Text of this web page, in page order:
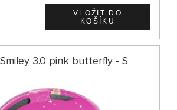
3.0 pink butterfly - S